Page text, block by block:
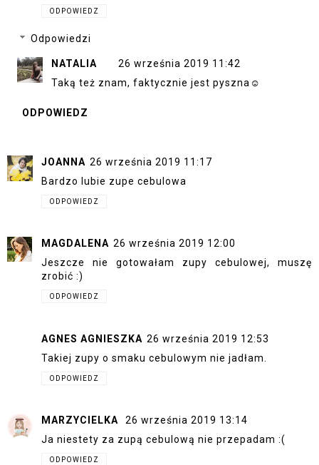
ODPOWIEDZ
Odpowiedzi
NATALIA
26 września 2019 11:42
Taką też znam, faktycznie jest pyszna☺
ODPOWIEDZ
JOANNA 26 września 2019 11:17
Bardzo lubie zupe cebulowa
ODPOWIEDZ
MAGDALENA 26 września 2019 12:00
Jeszcze nie gotowałam zupy cebulowej, muszę
zrobić :)
ODPOWIEDZ
AGNES AGNIESZKA 26 września 2019 12:53
Takiej zupy o smaku cebulowym nie jadłam.
ODPOWIEDZ
MARZYCIELKA
26 września 2019 13:14
Ja niestety za zupą cebulową nie przepadam :(
ODPOWIEDZ